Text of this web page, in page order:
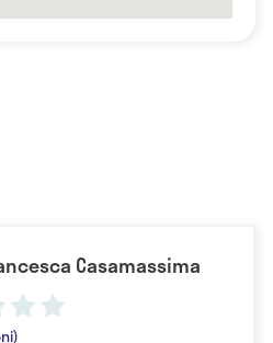
Casamassima